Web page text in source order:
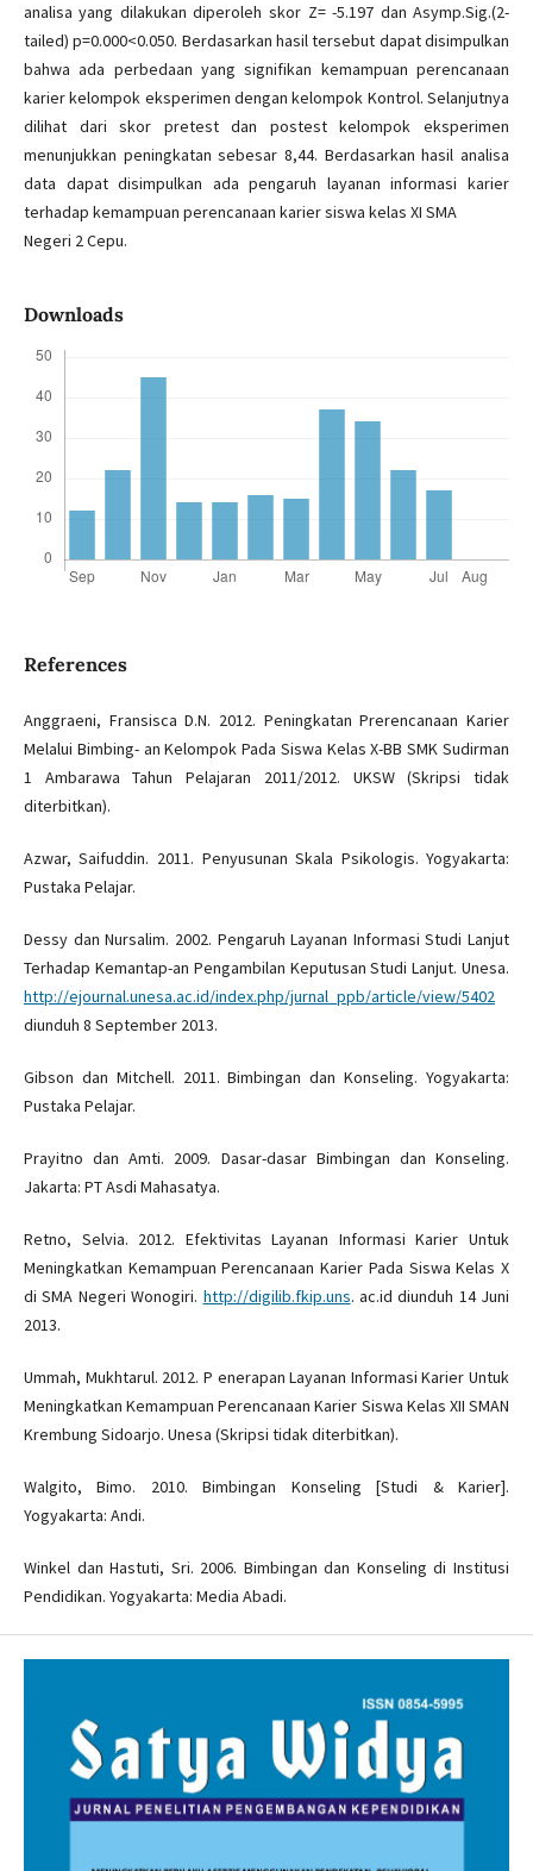
analisa yang dilakukan diperoleh skor Z= -5.197 dan Asymp.Sig.(2-
tailed) p=0.000<0.050. Berdasarkan hasil tersebut dapat disimpulkan
bahwa ada perbedaan yang signifikan kemampuan perencanaan
karier kelompok eksperimen dengan kelompok Kontrol. Selanjutnya
dilihat dari skor pretest dan postest kelompok eksperimen
menunjukkan peningkatan sebesar 8,44. Berdasarkan hasil analisa
data dapat disimpulkan ada pengaruh layanan informasi karier
terhadap kemampuan perencanaan karier siswa kelas XI SMA
Negeri 2 Cepu.
Downloads
References
Anggraeni, Fransisca D.N. 2012. Peningkatan Prerencanaan Karier
Melalui Bimbing- an Kelompok Pada Siswa Kelas X-BB SMK Sudirman
1 Ambarawa Tahun Pelajaran 2011/2012. UKSW (Skripsi tidak
diterbitkan).
Azwar, Saifuddin. 2011. Penyusunan Skala Psikologis. Yogyakarta:
Pustaka Pelajar.
Dessy dan Nursalim. 2002. Pengaruh Layanan Informasi Studi Lanjut
Terhadap Kemantap-an Pengambilan Keputusan Studi Lanjut. Unesa.
http://ejournal.unesa.ac.id/index.php/jurnal_ppb/article/view/5402
diunduh 8 September 2013.
Gibson dan Mitchell. 2011. Bimbingan dan Konseling. Yogyakarta:
Pustaka Pelajar.
Prayitno dan Amti. 2009. Dasar-dasar Bimbingan dan Konseling.
Jakarta: PT Asdi Mahasatya.
Retno, Selvia. 2012. Efektivitas Layanan Informasi Karier Untuk
Meningkatkan Kemampuan Perencanaan Karier Pada Siswa Kelas X
di SMA Negeri Wonogiri. http://digilib.fkip.uns. ac.id diunduh 14 Juni
2013.
Ummah, Mukhtarul. 2012. P enerapan Layanan Informasi Karier Untuk
Meningkatkan Kemampuan Perencanaan Karier Siswa Kelas XII SMAN
Krembung Sidoarjo. Unesa (Skripsi tidak diterbitkan).
Walgito, Bimo. 2010. Bimbingan Konseling [Studi & Karier].
Yogyakarta: Andi.
Winkel dan Hastuti, Sri. 2006. Bimbingan dan Konseling di Institusi
Pendidikan. Yogyakarta: Media Abadi.